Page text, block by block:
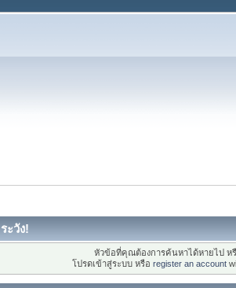
ระวัง!
หัวข้อที่คุณต้องการค้นหาได้หายไป
โปรดเข้าสู่ระบบ หรือ register an account